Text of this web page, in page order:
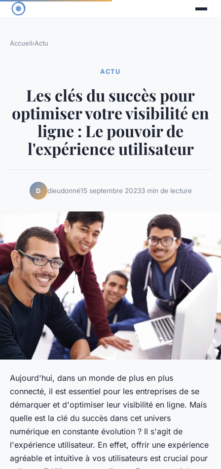
Accueil›Actu
ACTU
Les clés du succès pour
optimiser votre visibilité en
ligne : Le pouvoir de
l'expérience utilisateur
D dieudonné15 septembre 20233 min de lecture
Aujourd'hui, dans un monde de plus en plus
connecté, il est essentiel pour les entreprises de se
démarquer et d'optimiser leur visibilité en ligne. Mais
quelle est la clé du succès dans cet univers
numérique en constante évolution ? Il s'agit de
l'expérience utilisateur. En effet, offrir une expérience
agréable et intuitive à vos utilisateurs est crucial pour